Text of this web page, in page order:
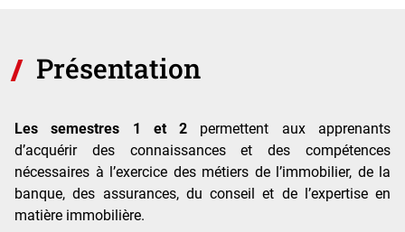
Présentation
Les semestres 1 et 2 permettent aux apprenants
d’acquérir des connaissances et des compétences
nécessaires à l’exercice des métiers de l’immobilier, de la
banque, des assurances, du conseil et de l’expertise en
matière immobilière.